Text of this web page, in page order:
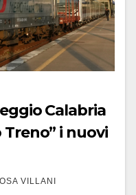
Calabria
i nuovi
VILLANI